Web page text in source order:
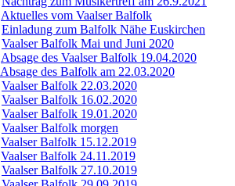
Aktuelles vom Vaalser Balfolk
Einladung zum Balfolk Nähe Euskirchen
Vaalser Balfolk Mai und Juni 2020
Absage des Vaalser Balfolk 19.04.2020
Absage des Balfolk am 22.03.2020
Vaalser Balfolk 22.03.2020
Vaalser Balfolk 16.02.2020
Vaalser Balfolk 19.01.2020
Vaalser Balfolk morgen
Vaalser Balfolk 15.12.2019
Vaalser Balfolk 24.11.2019
Vaalser Balfolk 27.10.2019